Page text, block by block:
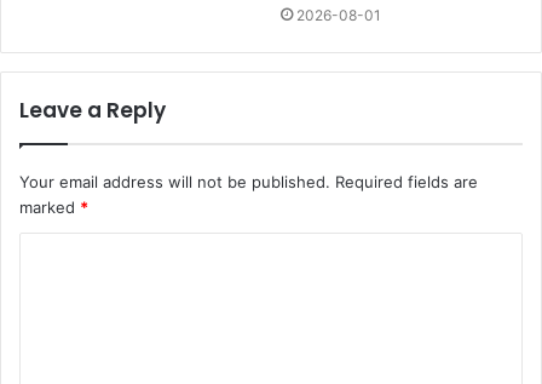
2026-08-01
Leave a Reply
Your email address will not be published. Required fields are
marked *